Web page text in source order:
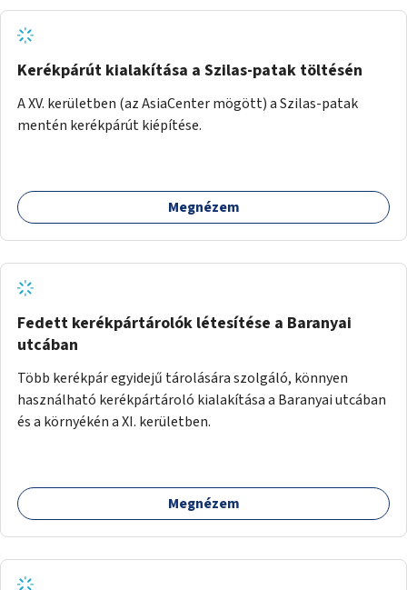
Kerékpárút kialakítása a Szilas-patak töltésén
A XV. kerületben (az AsiaCenter mögött) a Szilas-patak
mentén kerékpárút kiépítése.
Megnézem
Fedett kerékpártárolók létesítése a Baranyai
utcában
Több kerékpár egyidejű tárolására szolgáló, könnyen
használható kerékpártároló kialakítása a Baranyai utcában
és a környékén a XI. kerületben.
Megnézem